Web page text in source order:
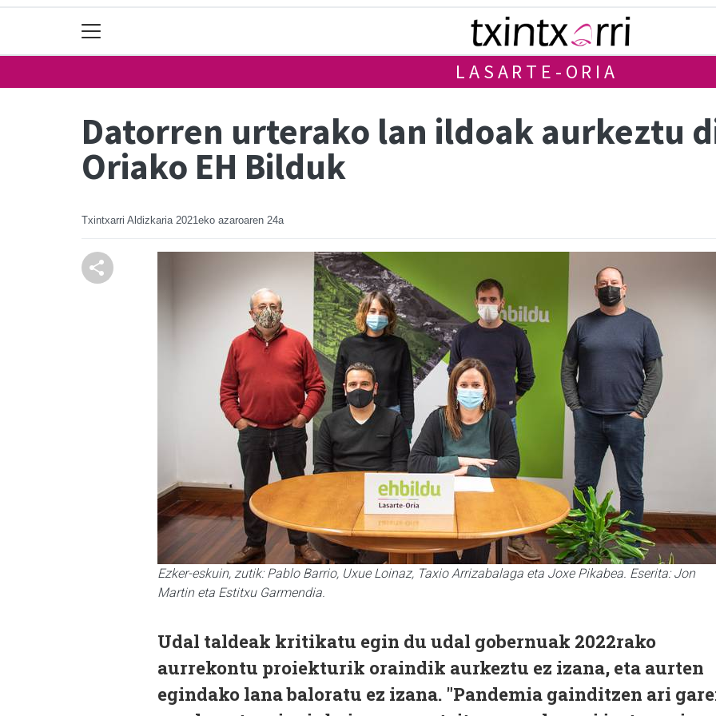
LASARTE-ORIA
Datorren urterako lan ildoak aurkeztu
Oriako EH Bilduk
Txintxarri Aldizkaria 2021eko azaroaren 24a
Ezker-eskuin, zutik: Pablo Barrio, Uxue Loinaz, Taxio Arrizabalaga eta Joxe Pikabea. Eserita: Jon
Martin eta Estitxu Garmendia.
Udal taldeak kritikatu egin du udal gobernuak 2022rako
aurrekontu proiekturik oraindik aurkeztu ez izana, eta aurten
egindako lana baloratu ez izana. "Pandemia gainditzen ari